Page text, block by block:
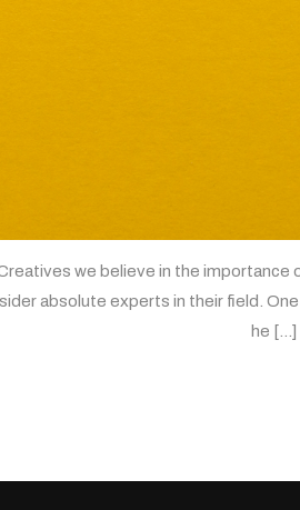
we believe in the
absolute experts in their field.
he […]